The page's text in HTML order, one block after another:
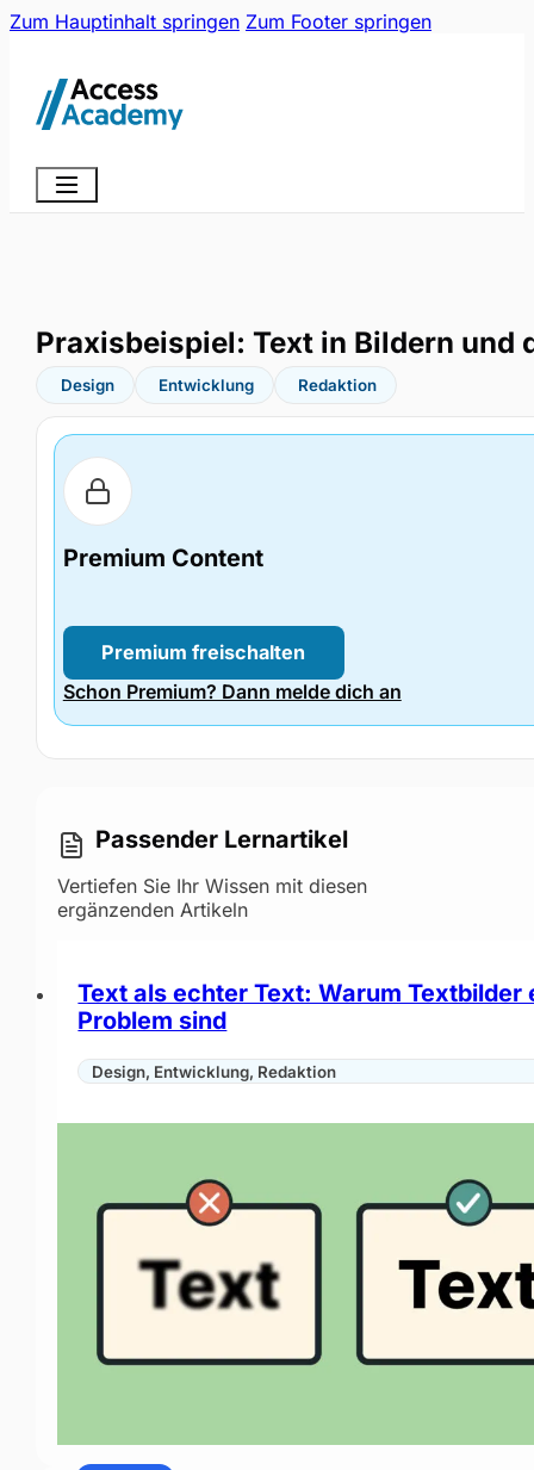
Zum Hauptinhalt springen Zum Footer springen
Praxisbeispiel: Text in Bildern und
Design Entwicklung Redaktion
Premium Content
Premium freischalten
Schon Premium? Dann melde dich an
Passender Lernartikel
Vertiefen Sie Ihr Wissen mit diesen
ergänzenden Artikeln
Text als echter Text: Warum Textbilder
Problem sind
Design, Entwicklung, Redaktion